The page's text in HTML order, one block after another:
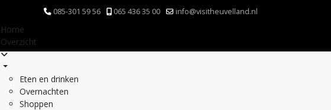
085-301 59 56 065 436 35 00 info@visitheuvelland.nl
Home
Overzicht
Eten en drinken
Overnachten
Shoppen